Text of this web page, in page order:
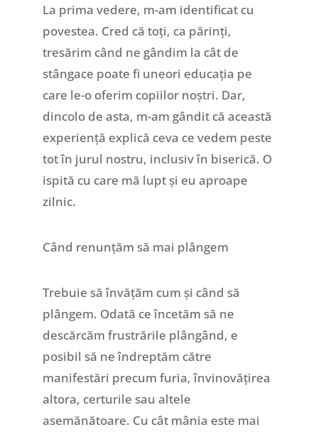
La prima vedere, m-am identificat cu
povestea. Cred că toți, ca părinți,
tresărim când ne gândim la cât de
stângace poate fi uneori educația pe
care le-o oferim copiilor noștri. Dar,
dincolo de asta, m-am gândit că această
experiență explică ceva ce vedem peste
tot în jurul nostru, inclusiv în biserică. O
ispită cu care mă lupt și eu aproape
zilnic.
Când renunțăm să mai plângem
Trebuie să învățăm cum și când să
plângem. Odată ce încetăm să ne
descărcăm frustrările plângând, e
posibil să ne îndreptăm către
manifestări precum furia, învinovățirea
altora, certurile sau altele
asemănătoare. Cu cât mânia este mai